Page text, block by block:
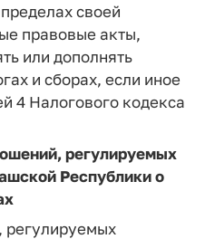
своей
правовые акты,
или дополнять
и сборах, если иное
4 Налогового кодекса
регулируемых
Республики о
регулируемых